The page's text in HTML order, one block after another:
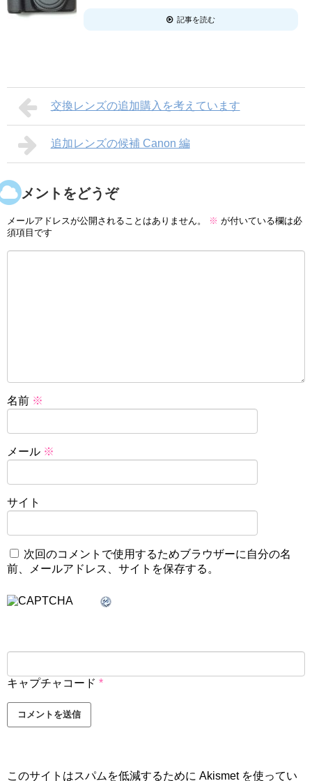
記事を読む
交換レンズの追加購入を考えています
追加レンズの候補 Canon 編
コメントをどうぞ
メールアドレスが公開されることはありません。 ※ が付いている欄は必
須項目です
名前 ※
メール ※
サイト
次回のコメントで使用するためブラウザーに自分の名
前、メールアドレス、サイトを保存する。
キャプチャコード *
このサイトはスパムを低減するために Akismet を使ってい